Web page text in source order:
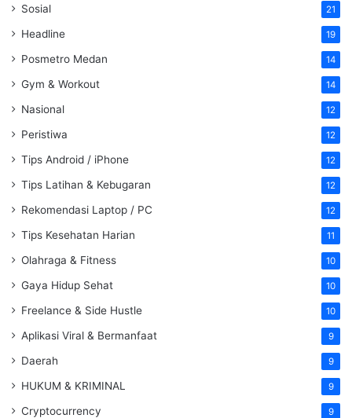
Sosial 21
Headline 19
Posmetro Medan 14
Gym & Workout 14
Nasional 12
Peristiwa 12
Tips Android / iPhone 12
Tips Latihan & Kebugaran 12
Rekomendasi Laptop / PC 12
Tips Kesehatan Harian 11
Olahraga & Fitness 10
Gaya Hidup Sehat 10
Freelance & Side Hustle 10
Aplikasi Viral & Bermanfaat 9
Daerah 9
HUKUM & KRIMINAL 9
Cryptocurrency 9